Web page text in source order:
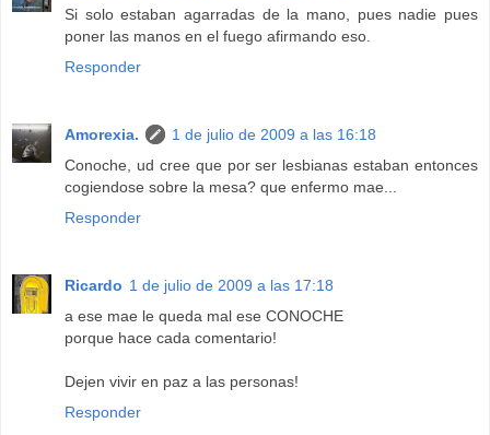
Si solo estaban agarradas de la mano, pues nadie pues
poner las manos en el fuego afirmando eso.
Responder
Amorexia.
1 de julio de 2009 a las 16:18
Conoche, ud cree que por ser lesbianas estaban entonces
cogiendose sobre la mesa? que enfermo mae...
Responder
Ricardo 1 de julio de 2009 a las 17:18
a ese mae le queda mal ese CONOCHE
porque hace cada comentario!
Dejen vivir en paz a las personas!
Responder